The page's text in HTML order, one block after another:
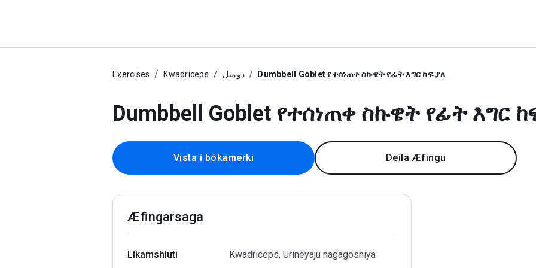
Exercises Kwadriceps دومبل Dumbbell Goblet የተሰነጠቀ ስኩዌት የፊት እግር ከፍ ያለ
Dumbbell Goblet የተሰነጠቀ ስኩዌት የፊት እግር
Vista í bókamerki Deila Æfingu
Æfingarsaga
Líkamshluti Kwadriceps, Urineyaju nagagoshiya